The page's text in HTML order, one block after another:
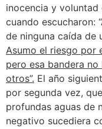
inocencia y
cuando escucharon:
de ninguna caída de
Asumo el riesgo por
pero esa bandera
otros”. El año
por segunda vez,
profundas aguas de
negativo sucediera